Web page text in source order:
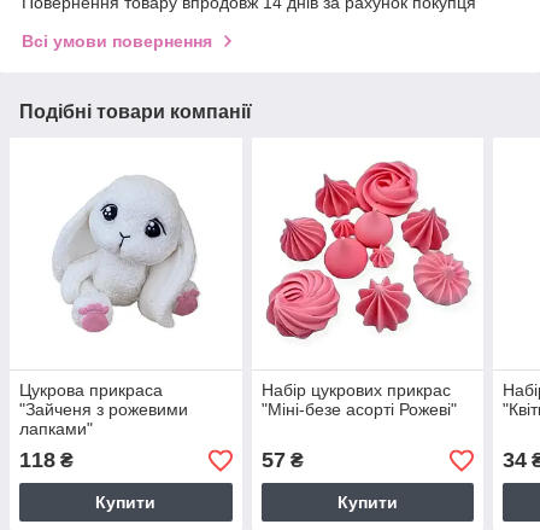
Всі умови повернення
Подібні товари компанії
Цукрова прикраса
"Зайченя з рожевими
лапками"
118 ₴
Купити
Набір цукрових прикрас
"Міні-безе асорті Рожеві"
57₴
Купити
34